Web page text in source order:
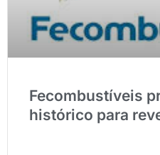
Fecombustíveis
histórico para